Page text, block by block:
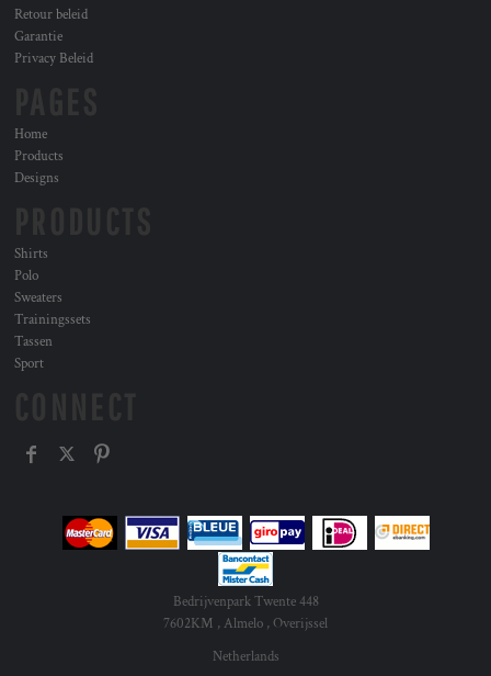
Retour beleid
Garantie
Privacy Beleid
Home
Products
Designs
Shirts
Polo
Sweaters
Trainingssets
Tassen
Sport
Bedrijvenpark Twente 448
7602KM , Almelo , Overijssel
Netherlands